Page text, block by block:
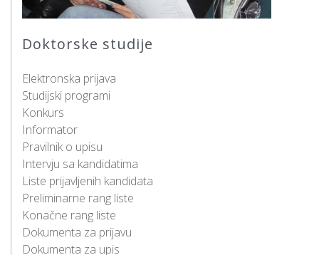
Doktorske studije
Elektronska prijava
Studijski programi
Konkurs
Informator
Pravilnik o upisu
Intervju sa kandidatima
Liste prijavljenih kandidata
Preliminarne rang liste
Konačne rang liste
Dokumenta za prijavu
Dokumenta za upis